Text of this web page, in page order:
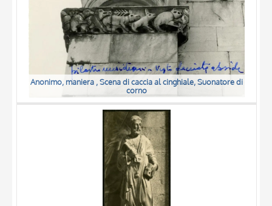
Anonimo, maniera , Scena di caccia al cinghiale, Suonatore di
corno